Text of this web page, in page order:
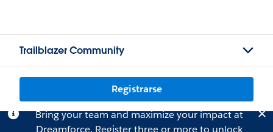
Trailblazer Community
Registrarse
Bring your team and maximize your impact at
Dreamforce. Registerthree or more to unlock